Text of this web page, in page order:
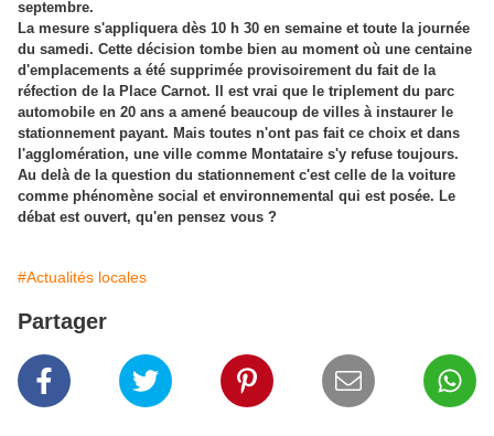
septembre.
La mesure s'appliquera dès 10 h 30 en semaine et toute la journée
du samedi. Cette décision tombe bien au moment où une centaine
d'emplacements a été supprimée provisoirement du fait de la
réfection de la Place Carnot. Il est vrai que le triplement du parc
automobile en 20 ans a amené beaucoup de villes à instaurer le
stationnement payant. Mais toutes n'ont pas fait ce choix et dans
l'agglomération, une ville comme Montataire s'y refuse toujours.
Au delà de la question du stationnement c'est celle de la voiture
comme phénomène social et environnemental qui est posée. Le
débat est ouvert, qu'en pensez vous ?
#Actualités locales
Partager